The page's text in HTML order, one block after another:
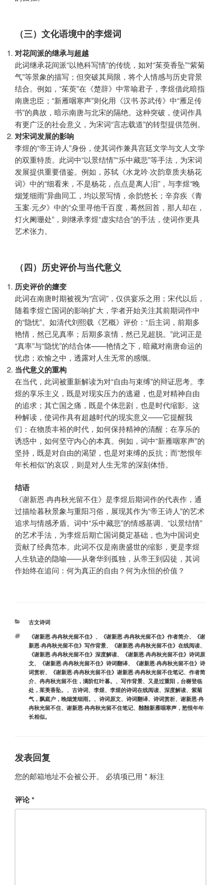
（三）文化语境中的李煜词
对花间派的继承与超越
此词继承花间派“以艳科写情”的传统，如对“茱萸香坠”“紫菊
气”等景象的描写；但突破其局限，将个人情感与历史背景
结合。例如，“茱萸”在《楚辞》中常喻君子，李煜借此暗指
南唐忠臣；“新雁咽寒声”则化用《汉书·苏武传》中“雁足传
书”的典故，暗示南唐与北宋的隔绝。这种突破，使词作具
有更广泛的社会意义，为宋词“言志载道”的转型提供范例。
对宋词发展的影响
李煜的“帝王诗人”身份，使其词作兼具宫廷文学与文人文学
的双重特质。此词中“以景结情”“乐中藏悲”等手法，为宋词
发展提供重要借鉴。例如，苏轼《水龙吟·次韵章质夫杨花
词》中的“细看来，不是杨花，点点是离人泪”，与李煜“晚
烟笼细雨”异曲同工，均以景写情，余韵悠长；辛弃疾《青
玉案·元夕》中的“众里寻他千百度，蓦然回首，那人却在，
灯火阑珊处”，则继承李煜“虚实结合”的手法，使词作更具
艺术张力。
（四）历史评价与当代意义
历史评价的嬗变
此词在南唐时期被视为“宫词”，仅供宴乐之用；宋代以后，
随着李煜亡国词的影响扩大，学者开始关注其前期词作中
的“隐忧”。如清代刘熙载《艺概》评价：“后主词，前期多
艳情，然已见真率；后期多哀情，然已见超脱。”此词正是
“真率”与“隐忧”的结合体——艳情之下，暗藏对南唐命运的
忧虑；欢愉之中，透露对人生无常的感慨。
当代意义的重构
在当代，此词被重新解读为对“自由与束缚”的辩证思考。李
煜的享乐主义，既是对现实压力的逃避，也是对精神自由
的追求；其亡国之痛，既是个体悲剧，也是时代缩影。这
种解读，使词作具有超越时代的现实意义——它提醒我
们：在物质丰裕的时代，如何保持精神的清醒；在享乐的
诱惑中，如何坚守内心的本真。例如，词中“新雁咽寒声”的
坚持，既是对自由的渴望，也是对束缚的反抗；而“愁恨年
年长相似”的哀叹，则是对人生无常的深刻体悟。
结语
《谢新恩·冉冉秋光留不住》是李煜后期词作的代表作，通
过描绘暮秋景象与重阳习俗，展现其作为“帝王诗人”的艺术
追求与情感矛盾。词中“乐中藏悲”的情感基调、“以景结情”
的艺术手法，为李煜后期亡国词奠定基础，也为中国词史
贡献了经典范本。此词不仅是南唐盛世的缩影，更是李煜
人生轨迹的隐喻——从奢华到孤独，从帝王到囚徒，其词
作始终在追问：何为真正的自由？何为永恒的价值？
分
古文诗词
标
签
《谢新恩·冉冉秋光留不住》 、 《谢新恩·冉冉秋光留不住》作者简介、
《谢
新恩·冉冉秋光留不住》写作背景、 《谢新恩·冉冉秋光留不住》在线阅读、
《谢新恩·冉冉秋光留不住》深度解读、
《谢新恩·冉冉秋光留不住》诗词原
文、 《谢新恩·冉冉秋光留不住》诗词翻译、
《谢新恩·冉冉秋光留不住》诗
词赏析、 《谢新恩·冉冉秋光留不住》谢新恩·冉冉秋光留不住笔记、 作者简
介、 冉冉秋光留不住，满阶红叶暮。 、 写作背景、 又是过重阳，台榭登临
处，茱萸香坠。 、 古诗词、 李煜、 李煜的诗词在线阅读、 深度解读、 紫菊
气，飘庭户，晚烟笼细雨。 、 诗词原文、 诗词翻译、 诗词赏析、 谢新恩·冉
冉秋光留不住、 谢新恩·冉冉秋光留不住笔记、 雝雝新雁咽寒声，愁恨年年
长相似。
发表回复
您的邮箱地址不会被公开。 必填项已用 * 标注
评论*